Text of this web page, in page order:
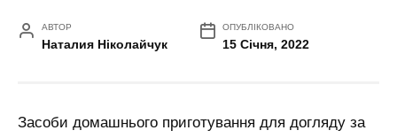
АВТОР
Наталия Ніколайчук
ОПУБЛІКОВАНО
15 Січня, 2022
Засоби домашнього приготування для догляду за